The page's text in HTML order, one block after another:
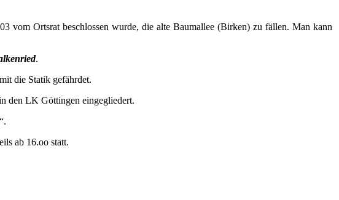
vom Ortsrat beschlossen wurde, die alte Baumallee (Birken) zu fällen. Man kann
.
die Statik gefährdet.
den LK Göttingen eingegliedert.
ab 16.oo statt.